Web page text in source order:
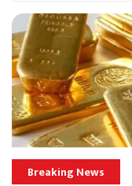
पश्चिम राजमार्ग अवरुद्ध
Breaking News